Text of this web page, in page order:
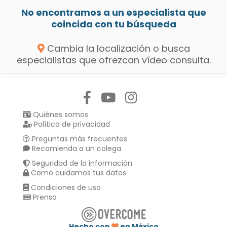
No encontramos a un especialista que
coincida con tu búsqueda
Cambia la localización o busca
especialistas que ofrezcan vídeo consulta.
Quiénes somos
Política de privacidad
Preguntas más frecuentes
Recomienda a un colega
Seguridad de la información
Como cuidamos tus datos
Condiciones de uso
Prensa